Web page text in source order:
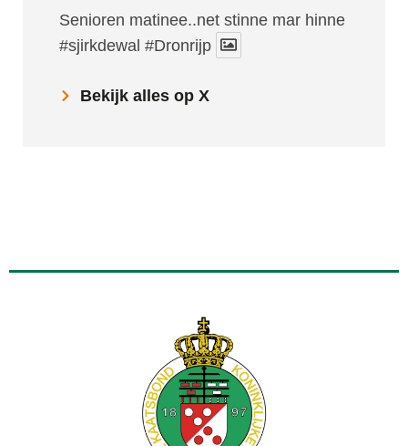
Senioren matinee..net stinne mar hinne
#sjirkdewal #Dronrijp
Bekijk alles op X